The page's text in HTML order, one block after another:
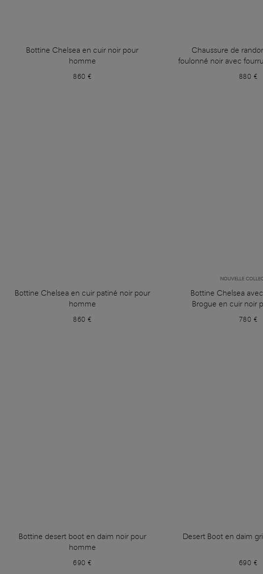
Bottine Chelsea en cuir noir pour
homme
860 €
Chaussure de
foulonné noir avec
880 €
Bottine Chelsea en cuir patiné noir pour
homme
860 €
NOUVELLE
Bottine Chelsea
Brogue en cuir noir
780 €
Bottine desert boot en daim noir pour
homme
690 €
Desert Boot en daim
690 €